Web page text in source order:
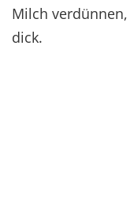
Milch
dick.